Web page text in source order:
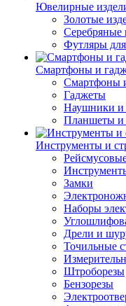
Ювелирные
Золотые
Серебряные
Футляры
Смартфоны и
Смартфоны
Гаджеты
Наушники
Планшеты и
Инструменты и
Замки
Наборы
Дрели и
Точильные
Штроборезы
Бензорезы